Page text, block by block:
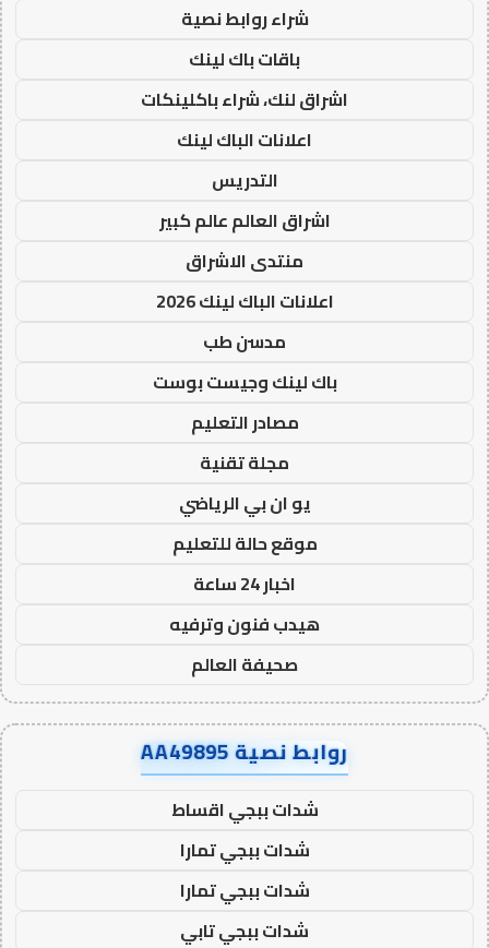
شراء روابط نصية
باقات باك لينك
اشراق لنك، شراء باكلينكات
اعلانات الباك لينك
التدريس
اشراق العالم عالم كبير
منتدى الاشراق
اعلانات الباك لينك 2026
مدسن طب
باك لينك وجيست بوست
مصادر التعليم
مجلة تقنية
يو ان بي الرياضي
موقع حالة للتعليم
اخبار 24 ساعة
هيدب فنون وترفيه
صحيفة العالم
روابط نصية AA49895
شدات ببجي اقساط
شدات ببجي تمارا
شدات ببجي تمارا
شدات ببجي تابي